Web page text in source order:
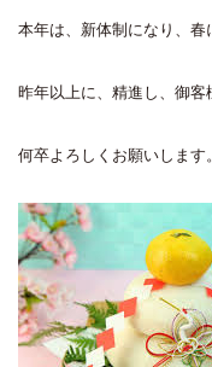
本年は、新体制になり、春
昨年以上に、精進し、御客
何卒よろしくお願いします。